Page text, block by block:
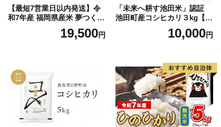
【最短7営業日以内発送】令
和7年産 福岡県産米 夢つくし
15kg 精米 ※北海道・沖縄・
19,500円
「未来へ耕す池田米」認証
池田町産コシヒカリ３kg【お
1人様につき３セットまで】
10,000円